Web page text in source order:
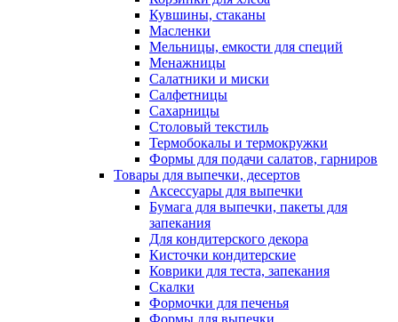
Кувшины, стаканы
Масленки
Мельницы, емкости для специй
Менажницы
Салатники и миски
Салфетницы
Сахарницы
Столовый текстиль
Термобокалы и термокружки
Формы для подачи салатов, гарниров
Товары для выпечки, десертов
Аксессуары для выпечки
Бумага для выпечки, пакеты для
запекания
Для кондитерского декора
Кисточки кондитерские
Коврики для теста, запекания
Скалки
Формочки для печенья
Формы для выпечки